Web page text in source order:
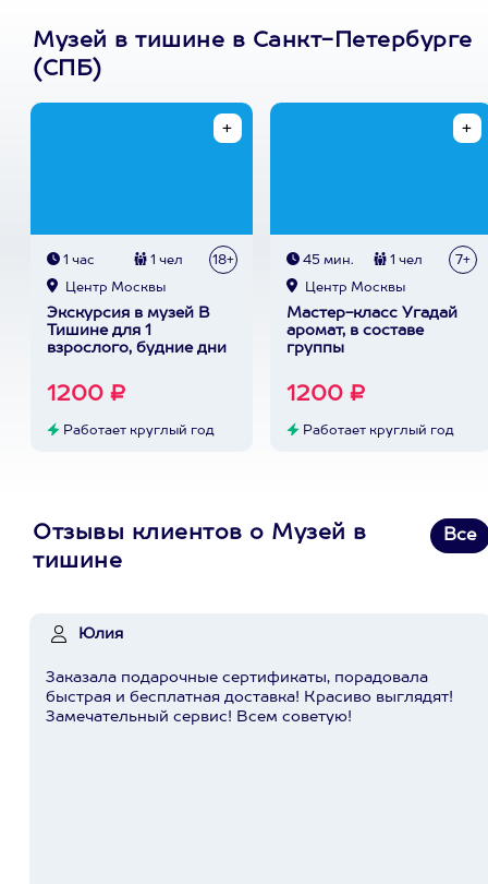
Музей в тишине в Санкт-Петербурге
(СПБ)
1 час 1 чел 18+
Центр Москвы
Экскурсия в музей В
Тишине для 1
взрослого, будние дни
1200 ₽
Работает круглый год
45 мин. 1 чел 7+
Центр Москвы
Мастер-класс Угадай
аромат, в составе
группы
1200 ₽
Работает круглый год
Отзывы клиентов о Музей в
тишине
Все
Юлия
Заказала подарочные сертификаты, порадовала
быстрая и бесплатная доставка! Красиво выглядят!
Замечательный сервис! Всем советую!